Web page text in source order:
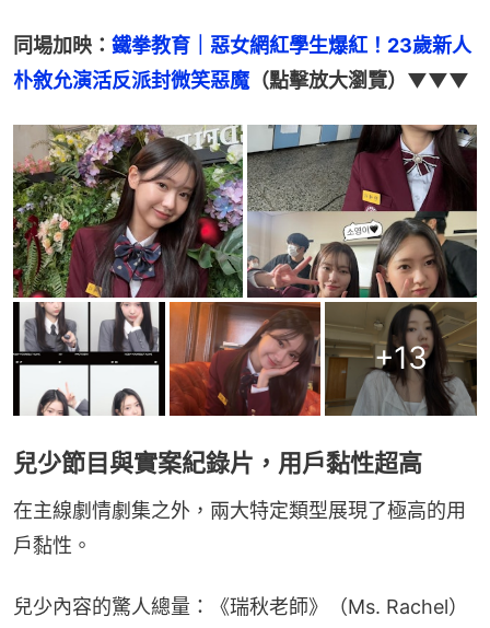
同場加映： 鐵拳教育｜惡女網紅學生爆紅！23歲新人
朴敘允演活反派封微笑惡魔（點擊放大瀏覽）▼▼▼
+13
兒少節目與實案紀錄片，用戶黏性超高
在主線劇情劇集之外，兩大特定類型展現了極高的用
戶黏性。
兒少內容的驚人總量：《瑞秋老師》（Ms. Rachel）